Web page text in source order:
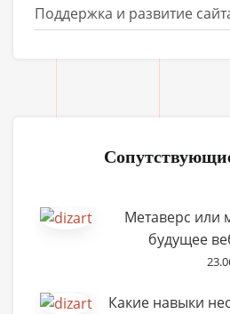
Поддержка и развитие
Метаверс или
будущее
Какие навыки